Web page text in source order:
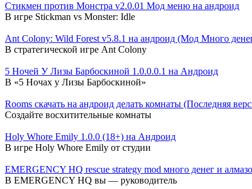
Стикмен против Монстра v2.0.01 Мод меню на андроид
В игре Stickman vs Monster: Idle
Ant Colony: Wild Forest v5.8.1 на андроид (Мод Много
В стратегической игре Ant Colony
5 Ночей У Лизы Барбоскиной 1.0.0.0.1 на Андроид
В «5 Ночах у Лизы Барбоскиной»
Rooms скачать на андроид делать комнаты (Последняя
Создайте восхитительные комнаты
Holy Whore Emily 1.0.0 (18+) на Андроид
В игре Holy Whore Emily от студии
EMERGENCY HQ rescue strategy mod много денег и
В EMERGENCY HQ вы — руководитель